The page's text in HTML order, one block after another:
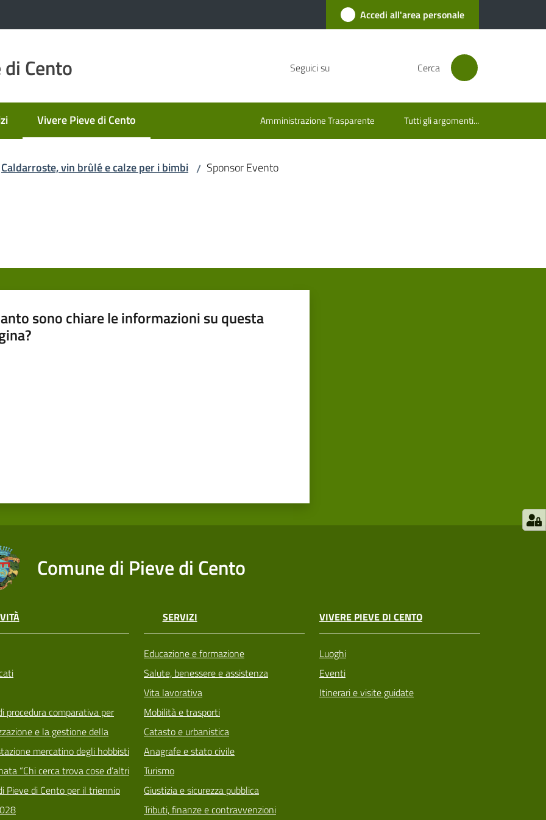
Accedi all'area personale
Cento Seguici su Cerca
Vivere Pieve di Cento
Menu selezionato Amministrazione Trasparente Tutti gli argomenti...
Caldarroste, vin brûlé e calze per i bimbi / Sponsor Evento
sono chiare le informazioni su questa
Comune di Pieve di Cento
procedura comparativa per
e la gestione della
mercatino degli hobbisti
“Chi cerca trova cose d’altri
Pieve di Cento per il triennio
SERVIZI
Educazione e formazione
Salute, benessere e assistenza
Vita lavorativa
Mobilità e trasporti
Catasto e urbanistica
Anagrafe e stato civile
Turismo
Giustizia e sicurezza pubblica
Tributi, finanze e contravvenzioni
VIVERE PIEVE DI CENTO
Luoghi
Eventi
Itinerari e visite guidate